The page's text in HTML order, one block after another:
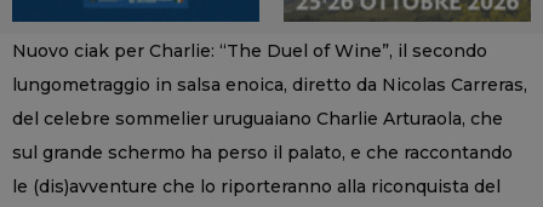
Nuovo ciak per Charlie: “The Duel of Wine”, il secondo
lungometraggio in salsa enoica, diretto da Nicolas Carreras,
del celebre sommelier uruguaiano Charlie Arturaola, che
sul grande schermo ha perso il palato, e che raccontando
le (dis)avventure che lo riporteranno alla riconquista del